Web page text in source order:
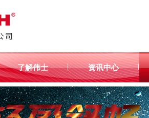
了解伟士 | 资讯中心 |